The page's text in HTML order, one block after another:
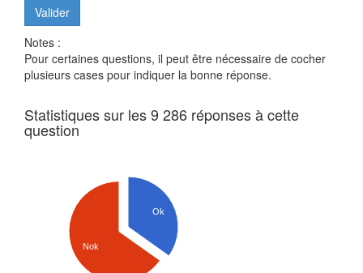
Notes :
Pour certaines questions, il peut être nécessaire de cocher
plusieurs cases pour indiquer la bonne réponse.
Statistiques sur les 9 286 réponses à cette
question
Ok
Nok